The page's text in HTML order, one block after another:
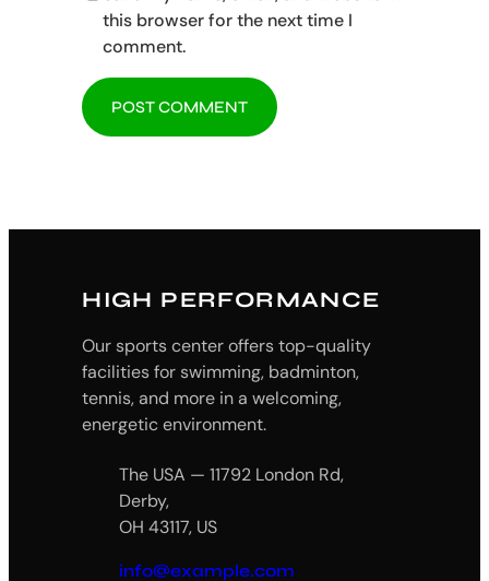
this browser for the next time I
comment.
HIGH PERFORMANCE
Our sports center offers top-quality
facilities for swimming, badminton,
tennis, and more in a welcoming,
energetic environment.
The USA — 11792 London Rd,
Derby,
OH 43117, US
info@example.com